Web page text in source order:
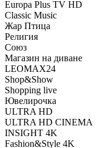
Europa Plus TV HD
Classic Music
Жар Птица
Религия
Союз
Магазин на диване
LEOMAX24
Shop&Show
Shopping live
Ювелирочка
ULTRA HD
ULTRA HD CINEMA
INSIGHT 4K
Fashion&Style 4K